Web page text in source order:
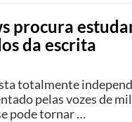
procura
da escrita
totalmente
pelas vozes de
pode tornar …